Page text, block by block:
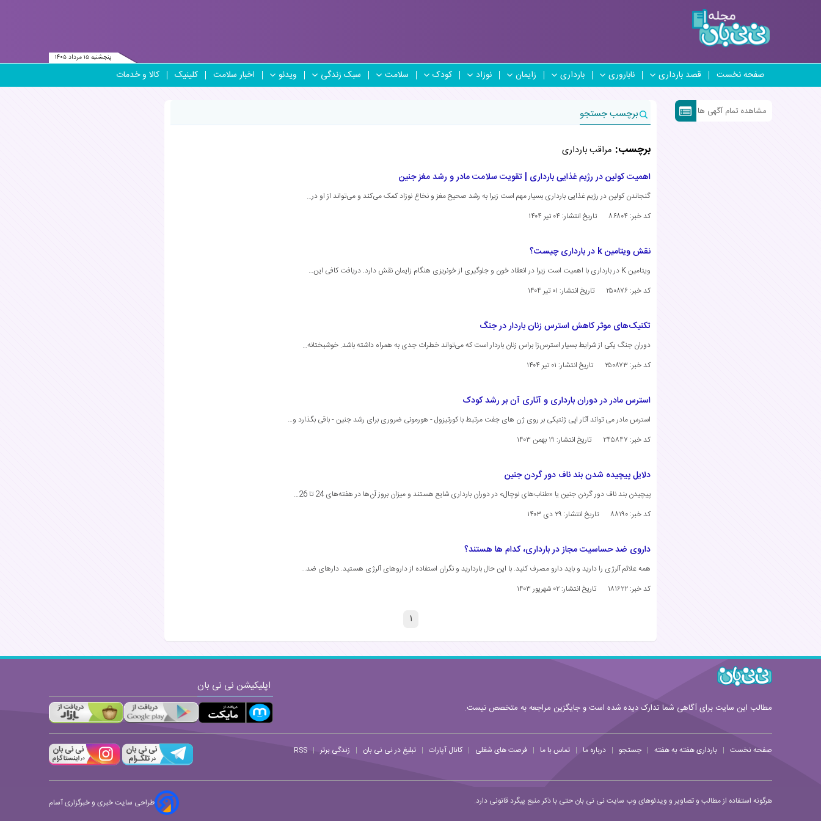
پنجشنبه ۱۵ مرداد ۱۴۰۵
صفحه نخست قصد بارداری ناباروری بارداری زایمان نوزاد کودک سلامت سبک زندگی ویدئو اخبار سلامت کلینیک کالا و خدمات
مشاهده تمام آگهی ها برچسب جستجو
برچسب: مراقب بارداری
اهمیت کولین در رژیم غذایی بارداری | تقویت سلامت مادر و رشد مغز جنین
گنجاندن کولین در رژیم غذایی بارداری بسیار مهم است زیرا به رشد صحیح مغز و نخاع نوزاد کمک می‌کند و می‌تواند از او در…
کد خبر: ۸۶۸۰۴
تاریخ انتشار: ۰۴ تیر ۱۴۰۴
نقش ویتامین k در بارداری چیست؟
ویتامین K در بارداری با اهمیت است زیرا در انعقاد خون و جلوگیری از خونریزی هنگام زایمان نقش دارد. دریافت کافی این…
کد خبر: ۲۵۰۸۷۶
تاریخ انتشار: ۰۱ تیر ۱۴۰۴
تکنیک‌های موثر کاهش استرس زنان باردار در جنگ
دوران جنگ یکی از شرایط بسیار استرس‌زا براس زنان باردار است که می‌تواند خطرات جدی به همراه داشته باشد. خوشبختانه…
کد خبر: ۲۵۰۸۷۳
تاریخ انتشار: ۰۱ تیر ۱۴۰۴
استرس مادر در دوران بارداری و آثاری آن بر رشد کودک
استرس مادر می تواند آثار اپی ژنتیکی بر روی ژن های جفت مرتبط با کورتیزول - هورمونی ضروری برای رشد جنین - باقی بگذارد و…
کد خبر: ۲۴۵۸۴۷
تاریخ انتشار: ۱۹ بهمن ۱۴۰۳
دلایل پیچیده شدن بند ناف دور گردن جنین
پیچیدن بند ناف دور گردن جنین یا «طناب‌های نوچال» در دوران بارداری شایع هستند و میزان بروز آن‌ها در هفته‌های 24 تا 26…
کد خبر: ۸۸۱۹۰
تاریخ انتشار: ۲۹ دی ۱۴۰۳
داروی ضد حساسیت مجاز در بارداری، کدام ها هستند؟
همه علائم آلرژی را دارید و باید دارو مصرف کنید. با این حال باردارید و نگران استفاده از داروهای آلرژی هستید. دارهای ضد…
کد خبر: ۱۸۱۶۲۲
تاریخ انتشار:۰۲ شهریور ۱۴۰۳
۱
اپلیکیشن نی نی بان
مطالب این سایت برای آگاهی شما تدارک دیده شده است و جایگزین مراجعه به متخصص نیست.
صفحه نخست | بارداری هفته به هفته | جستجو | درباره ما | تماس با ما | فرصت های شغلی | کانال آپارات | تبلیغ در نی نی بان | زندگی برتر |
RSS
هرگونه استفاده از مطالب و تصاویر و ویدئوهای وب سایت نی نی بان حتی با ذکر منبع پیگرد قانونی دارد. طراحی سایت خبری و خبرگزاری آسام